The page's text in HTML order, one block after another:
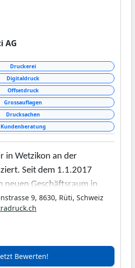
AG
Druckerei
Digitaldruck
Offsetdruck
Grossauflagen
Drucksachen
Kundenberatung
in Wetzikon an der
Seit dem 1.1.2017
neuen Geschäftsraum in
9 bezogen.
Egal ob
wir sind der
9, 8630, Rüti, Schweiz
Bewerten!